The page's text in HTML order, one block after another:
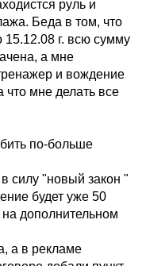
руль и
Беда в том, что
г. всю сумму
а мне
и вождение
что мне делать все
по-больше
в силу "новый закон "
будет уже 50
дополнительном
а в рекламе